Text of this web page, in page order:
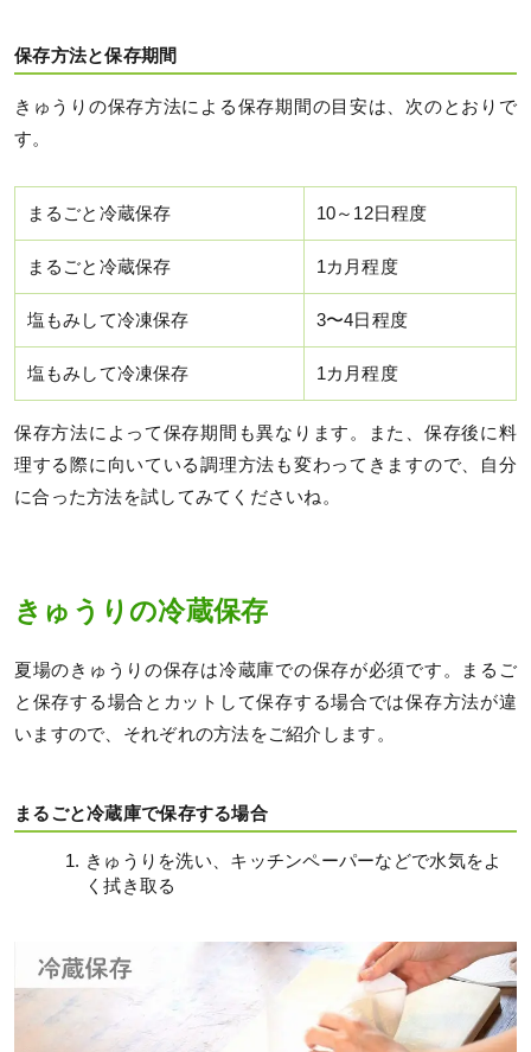
保存方法と保存期間
きゅうりの保存方法による保存期間の目安は、次のとおりで
す。
まるごと冷蔵保存 10～12日程度
まるごと冷蔵保存 1カ月程度
塩もみして冷凍保存 3〜4日程度
塩もみして冷凍保存 1カ月程度
保存方法によって保存期間も異なります。また、保存後に料
理する際に向いている調理方法も変わってきますので、自分
に合った方法を試してみてくださいね。
きゅうりの冷蔵保存
夏場のきゅうりの保存は冷蔵庫での保存が必須です。まるご
と保存する場合とカットして保存する場合では保存方法が違
いますので、それぞれの方法をご紹介します。
まるごと冷蔵庫で保存する場合
きゅうりを洗い、キッチンペーパーなどで水気をよ
く拭き取る